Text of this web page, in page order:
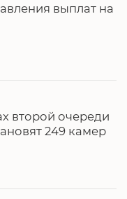
выплат на
второй очереди
249 камер